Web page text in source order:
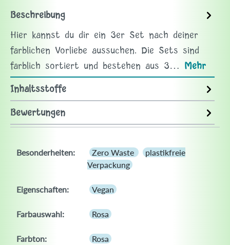
Beschreibung
Hier kannst du dir ein 3er Set nach deiner
farblichen Vorliebe aussuchen. Die Sets sind
farblich sortiert und bestehen aus 3… Mehr
Inhaltsstoffe
Bewertungen
Besonderheiten: Zero Waste
plastikfreie
Verpackung
Eigenschaften: Vegan
Farbauswahl: Rosa
Farbton: Rosa